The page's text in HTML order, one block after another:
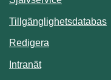
Tillgänglighetsdatabas
Redigera
IntranätLänk till annan